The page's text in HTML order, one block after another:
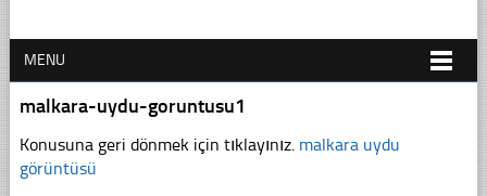
MENU
malkara-uydu-goruntusu1
Konusuna geri dönmek için tıklayınız. malkara uydu
görüntüsü